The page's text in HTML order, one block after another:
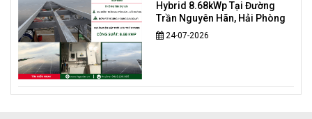
Hybrid 8.68kWp Tại Đường
Trần Nguyên Hãn, Hải Phòng
24-07-2026